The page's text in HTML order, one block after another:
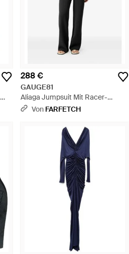
288 €
GAUGE81
Aliaga Jumpsuit Mit Racer-
Ausschnitt - Schwarz
Von FARFETCH